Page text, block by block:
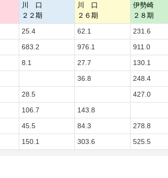
川 口
２２期
川 口
２６期
伊勢崎
２８期
25.4 62.1 231.6
683.2 976.1 911.0
8.1 27.7 130.1
36.8 248.4
28.5 427.0
106.7 143.8
45.5 84.3 278.8
150.1 303.6 525.5